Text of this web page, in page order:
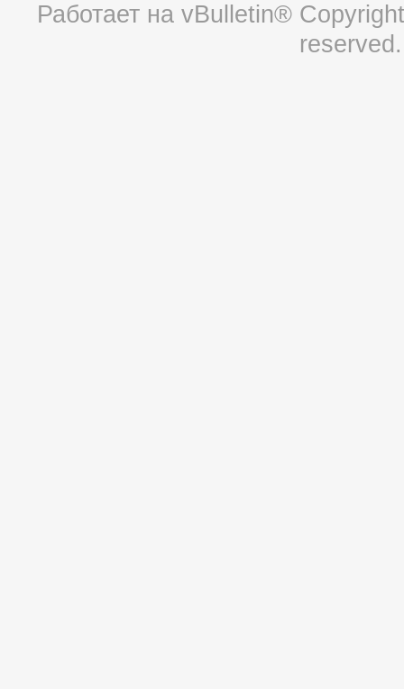
Работает на vBulletin®